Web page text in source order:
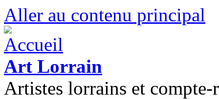
Aller au contenu principal
Art Lorrain
Artistes lorrains et compte-